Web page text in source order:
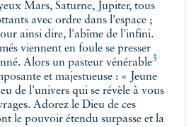
Mars, Saturne, Jupiter, tous
avec ordre dans l'espace ;
ainsi dire, l'abîme de l'infini.
viennent en foule se presser
Alors un pasteur vénérable3
et majestueuse : « Jeune
de l'univers qui se révèle à vous
Adorez le Dieu de ces
le pouvoir étendu surpasse et la